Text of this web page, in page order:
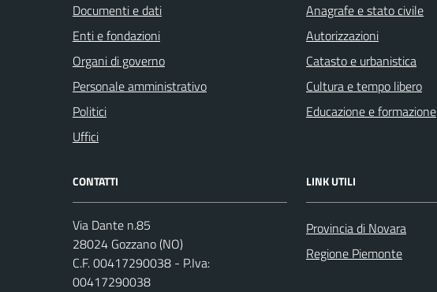
Documenti e dati
Enti e fondazioni
Organi di governo
Personale amministrativo
Politici
Uffici
Anagrafe e stato civile
Autorizzazioni
Catasto e urbanistica
Cultura e tempo libero
Educazione e formazione
CONTATTI
Via Dante n.85
28024 Gozzano (NO)
C.F. 00417290038 - P.Iva:
00417290038
LINK UTILI
Provincia di Novara
Regione Piemonte